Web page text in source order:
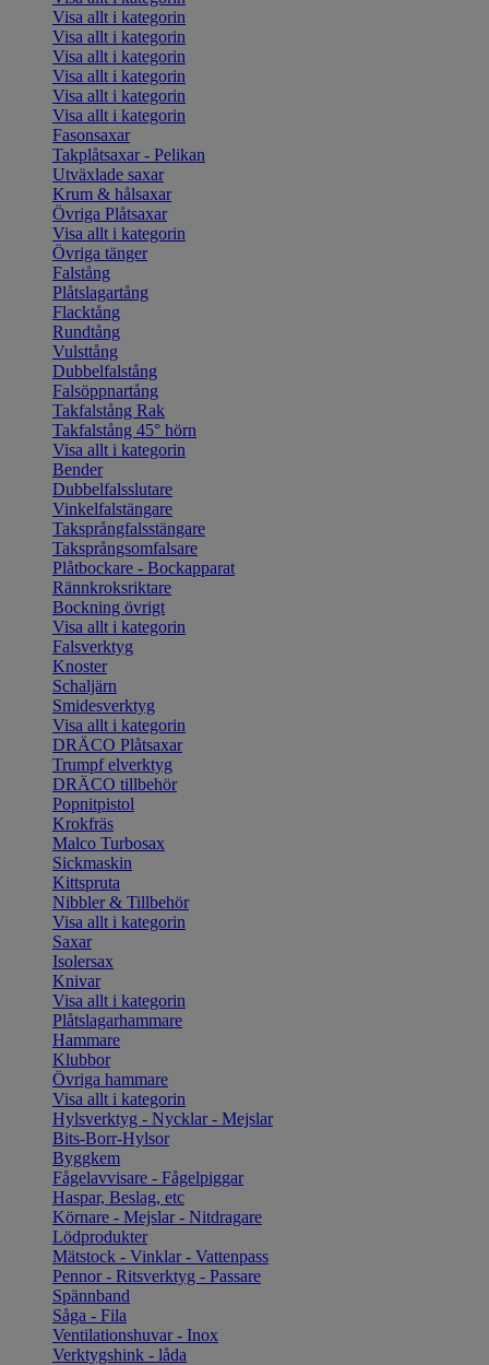
Visa allt i kategorin
Visa allt i kategorin
Visa allt i kategorin
Visa allt i kategorin
Visa allt i kategorin
Visa allt i kategorin
Fasonsaxar
Takplåtsaxar - Pelikan
Utväxlade saxar
Krum & hålsaxar
Övriga Plåtsaxar
Visa allt i kategorin
Övriga tänger
Falstång
Plåtslagartång
Flacktång
Rundtång
Vulsttång
Dubbelfalstång
Falsöppnartång
Takfalstång Rak
Takfalstång 45° hörn
Visa allt i kategorin
Bender
Dubbelfalsslutare
Vinkelfalstängare
Taksprångfalsstängare
Taksprångsomfalsare
Plåtbockare - Bockapparat
Rännkroksriktare
Bockning övrigt
Visa allt i kategorin
Falsverktyg
Knoster
Schaljärn
Smidesverktyg
Visa allt i kategorin
DRÄCO Plåtsaxar
Trumpf elverktyg
DRÄCO tillbehör
Popnitpistol
Krokfräs
Malco Turbosax
Sickmaskin
Kittspruta
Nibbler & Tillbehör
Visa allt i kategorin
Saxar
Isolersax
Knivar
Visa allt i kategorin
Plåtslagarhammare
Hammare
Klubbor
Övriga hammare
Visa allt i kategorin
Hylsverktyg - Nycklar - Mejslar
Bits-Borr-Hylsor
Byggkem
Fågelavvisare - Fågelpiggar
Haspar, Beslag, etc
Körnare - Mejslar - Nitdragare
Lödprodukter
Mätstock - Vinklar - Vattenpass
Pennor - Ritsverktyg - Passare
Spännband
Såga - Fila
Ventilationshuvar - Inox
Verktygshink - låda